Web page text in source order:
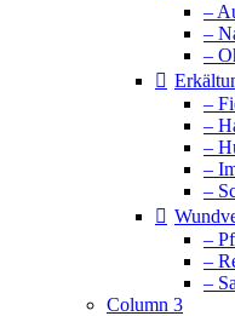
–
–
–
–
–
–
–
–
–
–
–
Column 3